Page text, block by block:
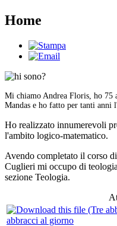
Home
Mi chiamo Andrea Floris, ho 75
Mandas e ho fatto per tanti anni
Ho realizzato innumerevoli
l'ambito logico-matematico.
Avendo completato il corso
Cuglieri mi occupo di
sezione Teologia.
abbracci al giorno